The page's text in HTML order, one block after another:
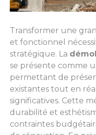
Transformer une
et fonctionnel
stratégique. La
se présente comme
permettant de
existantes tout en
significatives. Cette
durabilité et
contraintes